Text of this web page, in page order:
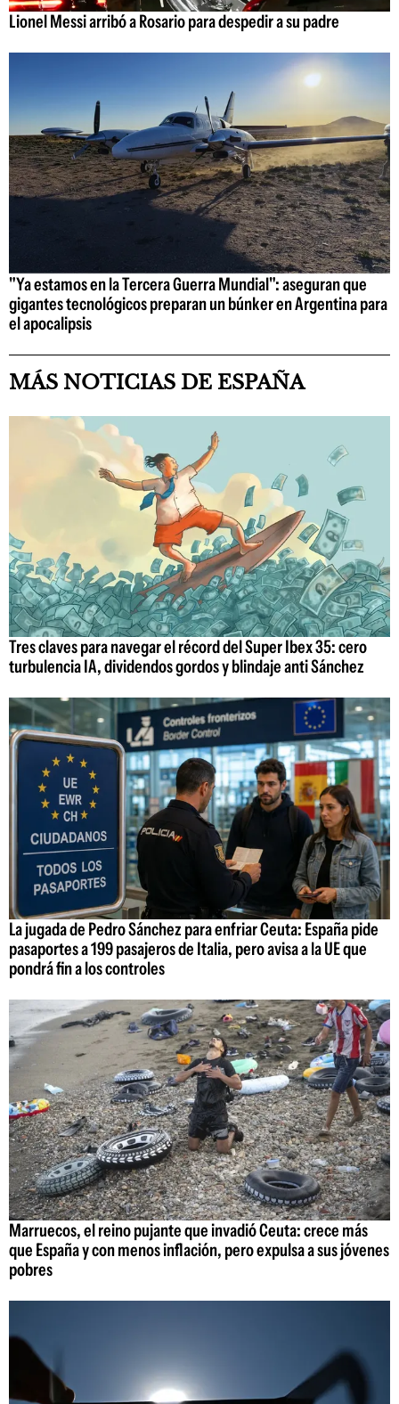
Lionel Messi arribó a Rosario para despedir a su padre
"Ya estamos en la Tercera Guerra Mundial": aseguran que
gigantes tecnológicos preparan un búnker en Argentina para
el apocalipsis
MÁS NOTICIAS DE ESPAÑA
Tres claves para navegar el récord del Super Ibex 35: cero
turbulencia IA, dividendos gordos y blindaje anti Sánchez
La jugada de Pedro Sánchez para enfriar Ceuta: España pide
pasaportes a 199 pasajeros de Italia, pero avisa a la UE que
pondrá fin a los controles
Marruecos, el reino pujante que invadió Ceuta: crece más
que España y con menos inflación, pero expulsa a sus jóvenes
pobres